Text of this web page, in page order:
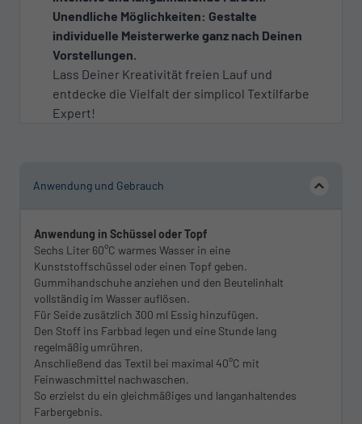
Unendliche Möglichkeiten: Gestalte
individuelle Meisterwerke ganz nach Deinen
Vorstellungen.
Lass Deiner Kreativität freien Lauf und
entdecke die Vielfalt der simplicol Textilfarbe
Expert!
Anwendung und Gebrauch
Anwendung in Schüssel oder Topf
Sechs Liter 60°C warmes Wasser in eine
Kunststoffschüssel oder einen Topf geben.
Gummihandschuhe anziehen und den Beutelinhalt
vollständig im Wasser auflösen.
Für Seide zusätzlich 300 ml Essig hinzufügen.
Den Stoff ins Farbbad legen und eine Stunde lang
regelmäßig umrühren.
Anschließend das Textil bei maximal 40°C mit
Feinwaschmittel nachwaschen.
So erzielst du ein gleichmäßiges und langanhaltendes
Farbergebnis.